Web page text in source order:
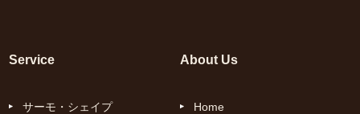
Service
サーモ・シェイプ
About Us
Home